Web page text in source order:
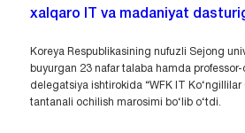
xalqaro IT va madaniyat
Koreya Respublikasining nufuzli Sejong
buyurgan 23 nafar talaba hamda
delegatsiya ishtirokida “WFK IT Ko‘ngillilar
tantanali ochilish marosimi bo‘lib o‘tdi.